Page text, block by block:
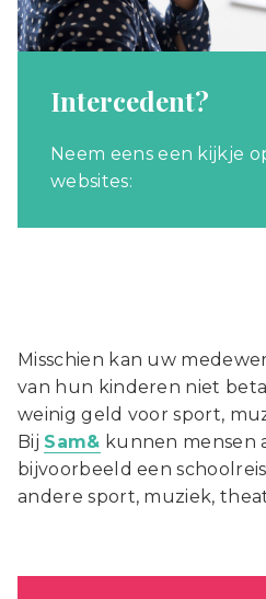
Intercedent?
Neem eens een kijkje
websites:
Misschien kan uw
van hun kinderen niet
weinig geld voor sport,
Bij Sam& kunnen mensen
bijvoorbeeld een
andere sport, muziek,